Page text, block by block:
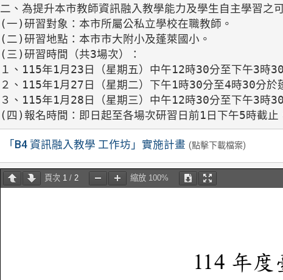
二、為提升本市教師資訊融入教學能力及學生自主學習之
(一)研習對象：本市所屬公私立學校在職教師。
(二)研習地點：本市市大附小及蓬萊國小。
(三)研習時間（共3場次）：
１、115年1月23日（星期五）中午12時30分至下午3
２、115年1月27日（星期二）下午1時30分至4時30分於
３、115年1月28日（星期三）中午12時30分至下午3
(四)報名時間：即日起至各場次研習日前1日下午5時
「B4 資訊融入教學 工作坊」實施計畫 (點擊下載檔案)
頁次 1 / 2 縮放 100%